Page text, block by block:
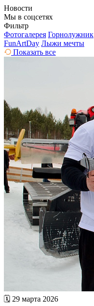
Новости
Мы в соцсетях
Фильтр
Фотогалерея Горнолужник
FunArtDay Лыжи мечты
Показать все
🗓 29 марта 2026